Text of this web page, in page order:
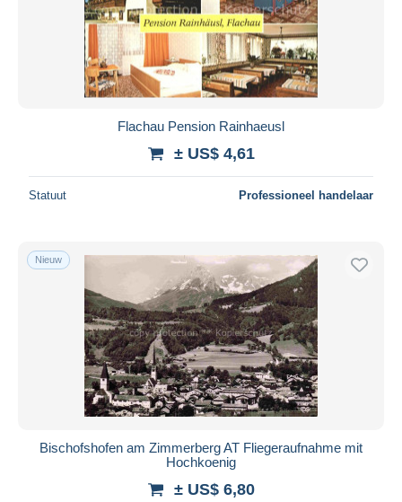
Flachau Pension Rainhaeusl
± US$ 4,61
Statuut Professioneel handelaar
Nieuw
Bischofshofen am Zimmerberg AT Fliegeraufnahme mit
Hochkoenig
± US$ 6,80